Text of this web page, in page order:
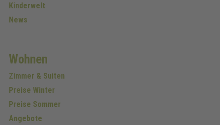
Kinderwelt
News
Wohnen
Zimmer & Suiten
Preise Winter
Preise Sommer
Angebote